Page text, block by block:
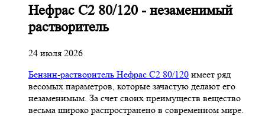
Нефрас С2 80/120 - незаменимый
растворитель
24 июля 2026
Бензин-растворитель Нефрас С2 80/120 имеет ряд
весомых параметров, которые зачастую делают его
незаменимым. За счет своих преимуществ вещество
весьма широко распространено в современном мире.